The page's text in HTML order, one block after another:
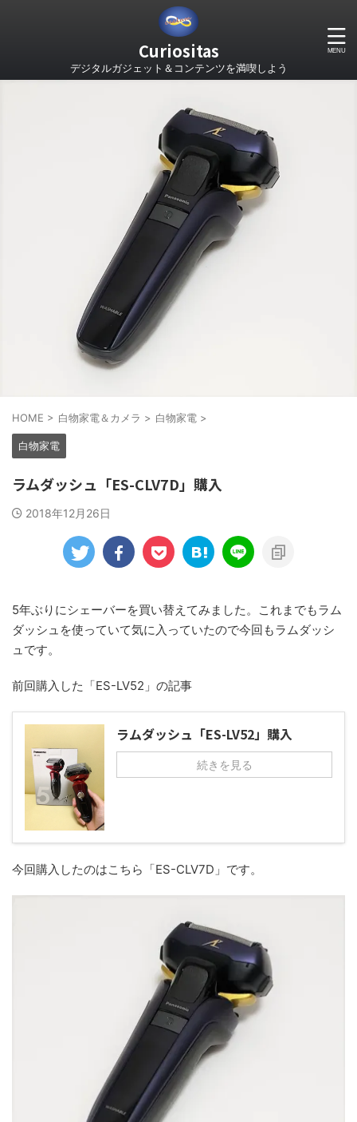
Curiositas
デジタルガジェット＆コンテンツを満喫しよう
HOME > 白物家電＆カメラ > 白物家電 >
白物家電
ラムダッシュ「ES-CLV7D」購入
2018年12月26日
5年ぶりにシェーバーを買い替えてみました。これまでもラム
ダッシュを使っていて気に入っていたので今回もラムダッシ
ュです。
前回購入した「ES-LV52」の記事
ラムダッシュ「ES-LV52」購入
続きを見る
今回購入したのはこちら「ES-CLV7D」です。